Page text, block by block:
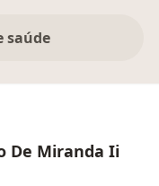
saúde
De Miranda Ii